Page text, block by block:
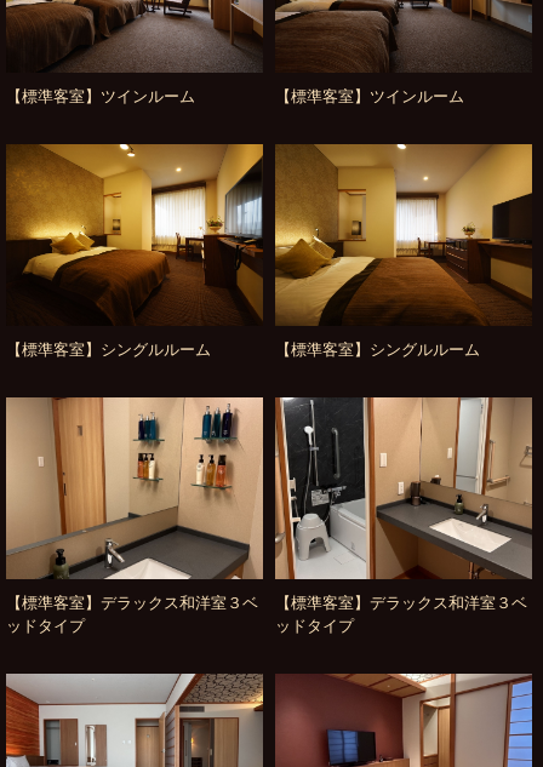
【標準客室】ツインルーム 【標準客室】ツインルーム
【標準客室】シングルルーム 【標準客室】シングルルーム
【標準客室】デラックス和洋室３ベ
ッドタイプ
【標準客室】デラックス和洋室３ベ
ッドタイプ